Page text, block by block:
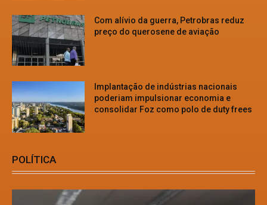
Com alívio da guerra, Petrobras reduz
preço do querosene de aviação
Implantação de indústrias nacionais
poderiam impulsionar economia e
consolidar Foz como polo de duty frees
POLÍTICA